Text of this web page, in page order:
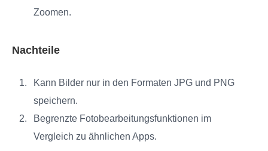
Zoomen.
Nachteile
Kann Bilder nur in den Formaten JPG und PNG
speichern.
Begrenzte Fotobearbeitungsfunktionen im
Vergleich zu ähnlichen Apps.